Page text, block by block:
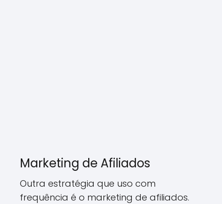
Marketing de Afiliados
Outra estratégia que uso com
frequência é o marketing de afiliados.